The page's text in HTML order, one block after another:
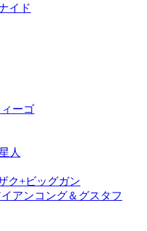
イド
ーゴ
人
ク+ビッグガン
アンコング＆グスタフ